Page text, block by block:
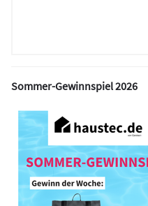
Sommer-Gewinnspiel 2026